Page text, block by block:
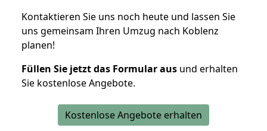
Kontaktieren Sie uns noch heute und lassen Sie
uns gemeinsam Ihren Umzug nach Koblenz
planen!
Füllen Sie jetzt das Formular aus und erhalten
Sie kostenlose Angebote.
Kostenlose Angebote erhalten